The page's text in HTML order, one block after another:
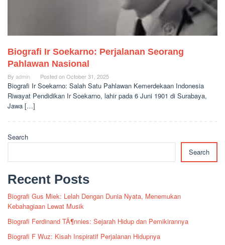
Biografi Ir Soekarno: Perjalanan Seorang
Pahlawan Nasional
By admin Posted onOctober 31, 2025
Biografi Ir Soekarno: Salah Satu Pahlawan Kemerdekaan Indonesia
Riwayat Pendidikan Ir Soekarno, lahir pada 6 Juni 1901 di Surabaya,
Jawa […]
Search
Search
Recent Posts
Biografi Gus Miek: Lelah Dengan Dunia Nyata, Menemukan
Kebahagiaan Lewat Musik
Biografi Ferdinand TÃ¶nnies: Sejarah Hidup dan Pemikirannya
Biografi F Wuz: Kisah Inspiratif Perjalanan Hidupnya